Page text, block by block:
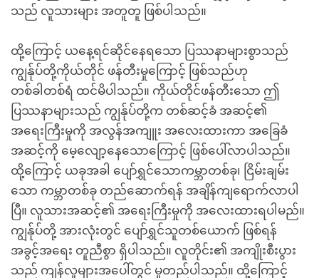
သည် လူသားများ အတူတူ ဖြစ်ပါသည်။
ထို့ကြောင့် ယနေ့ရင်ဆိုင်နေရသော ပြဿနာများစွာသည်
ကျွန်ုပ်တို့ကိုယ်တိုင် ဖန်တီးမှုကြောင့် ဖြစ်သည်ဟု
တစ်ခါတစ်ရံ ထင်မိပါသည်။ ကိုယ်တိုင်ဖန်တီးသော ဤ
ပြဿနာများသည် ကျွန်ုပ်တို့က တစ်ဆင့်ခံ အဆင့်၏
အရေးကြီးမှုကို အလွန်အကျူး အလေးထားကာ အခြေခံ
အဆင့်ကို မေ့လျော့နေသောကြောင့် ဖြစ်ပေါ်လာပါသည်။
ထို့ကြောင့် ယခုအခါ ပျော်ရွှင်သောကမ္ဘာတစ်ခု၊ ငြိမ်းချမ်း
သော ကမ္ဘာတစ်ခု တည်ဆောက်ရန် အချိန်ကျရောက်လာပါ
ပြီ။ လူသားအဆင့်၏ အရေးကြီးမှုကို အလေးထားရပါမည်။
ကျွန်ုပ်တို့ အားလုံးတွင် ပျော်ရွှင်သူတစ်ယောက် ဖြစ်ရန်
အခွင့်အရေး တူညီစွာ ရှိပါသည်။ လူတိုင်း၏ အကျိုးစီးပွား
သည် ကျန်လူများအပေါ်တွင် မူတည်ပါသည်။ ထို့ကြောင့်